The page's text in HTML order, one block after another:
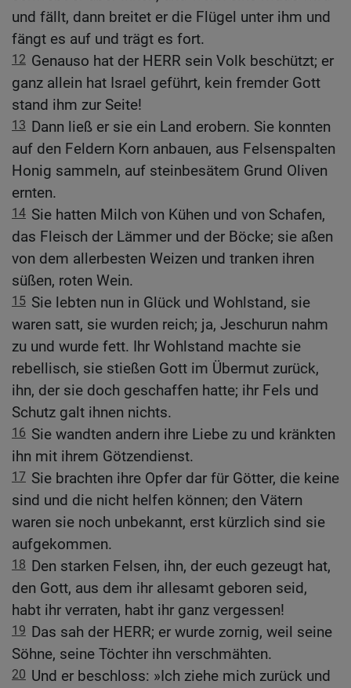
und fällt, dann breitet er die Flügel unter ihm und
fängt es auf und trägt es fort.
12 Genauso hat der HERR sein Volk beschützt; er
ganz allein hat Israel geführt, kein fremder Gott
stand ihm zur Seite!
13 Dann ließ er sie ein Land erobern. Sie konnten
auf den Feldern Korn anbauen, aus Felsenspalten
Honig sammeln, auf steinbesätem Grund Oliven
ernten.
14 Sie hatten Milch von Kühen und von Schafen,
das Fleisch der Lämmer und der Böcke; sie aßen
von dem allerbesten Weizen und tranken ihren
süßen, roten Wein.
15 Sie lebten nun in Glück und Wohlstand, sie
waren satt, sie wurden reich; ja, Jeschurun nahm
zu und wurde fett. Ihr Wohlstand machte sie
rebellisch, sie stießen Gott im Übermut zurück,
ihn, der sie doch geschaffen hatte; ihr Fels und
Schutz galt ihnen nichts.
16 Sie wandten andern ihre Liebe zu und kränkten
ihn mit ihrem Götzendienst.
17 Sie brachten ihre Opfer dar für Götter, die keine
sind und die nicht helfen können; den Vätern
waren sie noch unbekannt, erst kürzlich sind sie
aufgekommen.
18 Den starken Felsen, ihn, der euch gezeugt hat,
den Gott, aus dem ihr allesamt geboren seid,
habt ihr verraten, habt ihr ganz vergessen!
19 Das sah der HERR; er wurde zornig, weil seine
Söhne, seine Töchter ihn verschmähten.
20 Und er beschloss: »Ich ziehe mich zurück und